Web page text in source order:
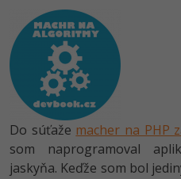
C++ -80%
Swift -80%
Kotlin
Céčko -80%
Do súťaže macher na PHP
som naprogramoval
jaskyňa. Keďže som bol